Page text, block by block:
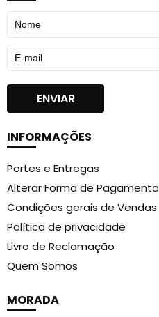
INFORMAÇÕES
Portes e Entregas
Alterar Forma de Pagamento
Condições gerais de Vendas
Política de privacidade
Livro de Reclamação
Quem Somos
MORADA